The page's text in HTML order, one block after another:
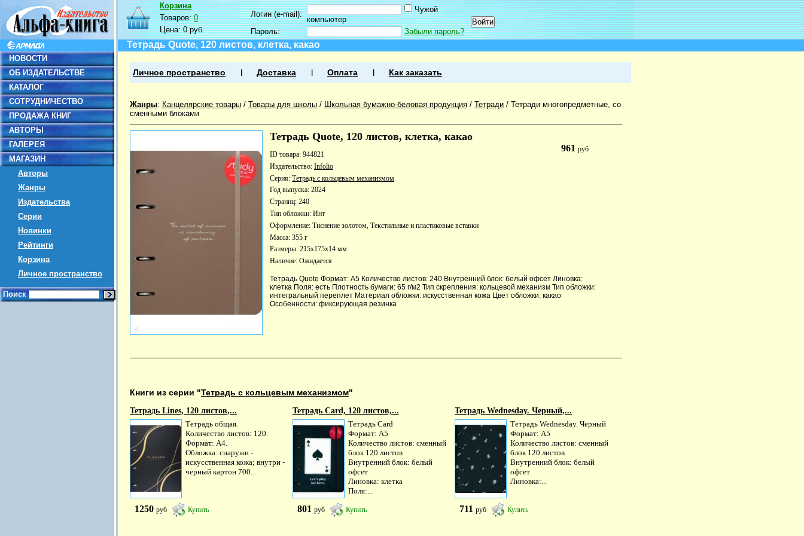
НОВОСТИ
ОБ ИЗДАТЕЛЬСТВЕ
КАТАЛОГ
СОТРУДНИЧЕСТВО
ПРОДАЖА КНИГ
АВТОРЫ
ГАЛЕРЕЯ
МАГАЗИН
Авторы
Жанры
Издательства
Серии
Новинки
Рейтинги
Корзина
Личное пространство
Поиск
Корзина
Товаров:0
Цена:0 руб.
Логин (e-mail):
Чужой
компьютер
Пароль:
Забыли пароль?
Тетрадь Quote, 120 листов, клетка, какао
Личное пространство Доставка Оплата Как заказать
Жанры: Канцелярские товары / Товары для школы / Школьная бумажно-беловая продукция / Тетради / Тетради многопредметные, со
сменными блоками
Тетрадь Quote, 120 листов, клетка, какао
961руб
ID товара: 944821
Издательство: Infolio
Серия: Тетрадь с кольцевым механизмом
Год выпуска: 2024
Страниц: 240
Тип обложки: Инт
Оформление: Тиснение золотом, Текстильные и пластиковые вставки
Масса: 355 г
Размеры: 215x175x14 мм
Наличие: Ожидается
Тетрадь Quote Формат: А5 Количество листов: 240 Внутренний блок: белый офсет Линовка:
клетка Поля: есть Плотность бумаги: 65 г/м2 Тип скрепления: кольцевой механизм Тип обложки:
интегральный переплет Материал обложки: искусственная кожа Цвет обложки: какао
Особенности: фиксирующая резинка
Книги из серии "Тетрадь с кольцевым механизмом"
Тетрадь Lines, 120 листов,...
Тетрадь общая.
Количество листов: 120.
Формат: А4.
Обложка: снаружи -
искусственная кожа; внутри -
черный картон 700...
1250 руб Купить
Тетрадь Card, 120 листов,...
Тетрадь Card
Формат: А5
Количество листов: сменный
блок 120 листов
Внутренний блок: белый
офсет
Линовка: клетка
Поля:...
801 руб Купить
Тетрадь Wednesday. Черный,...
Тетрадь Wednesday. Черный
Формат: А5
Количество листов: сменный
блок 120 листов
Внутренний блок: белый
офсет
Линовка:...
711руб Купить